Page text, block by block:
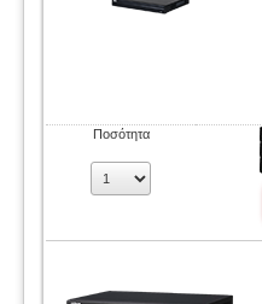
Ποσότητα